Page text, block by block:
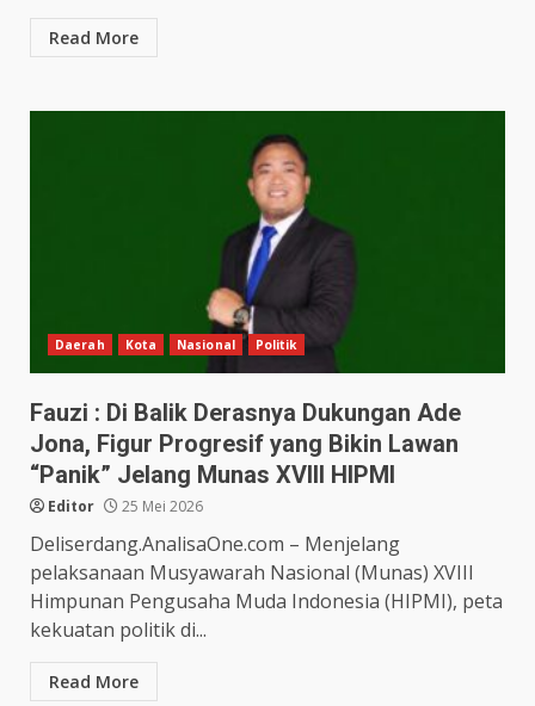
Read More
Daerah Kota Nasional Politik
Fauzi : Di Balik Derasnya Dukungan Ade
Jona, Figur Progresif yang Bikin Lawan
“Panik” Jelang Munas XVIII HIPMI
Editor 25 Mei 2026
Deliserdang.AnalisaOne.com – Menjelang
pelaksanaan Musyawarah Nasional (Munas) XVIII
Himpunan Pengusaha Muda Indonesia (HIPMI), peta
kekuatan politik di...
Read More